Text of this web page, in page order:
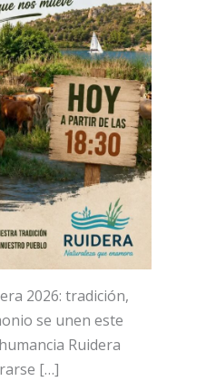
2026: tradición,
se unen este
Ruidera
[…]